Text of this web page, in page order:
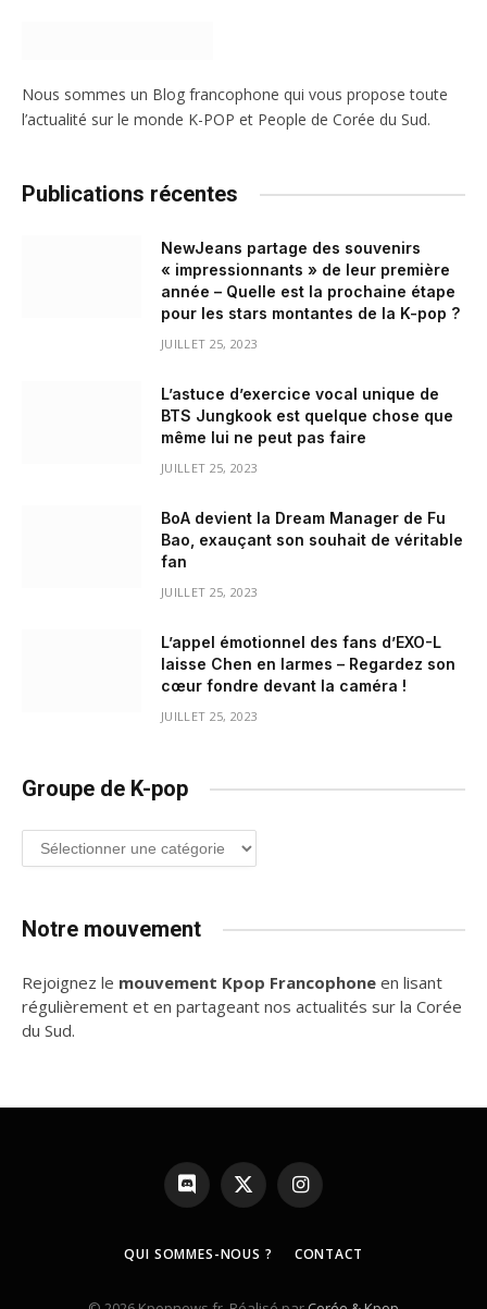
Nous sommes un Blog francophone qui vous propose toute
l’actualité sur le monde K-POP et People de Corée du Sud.
Publications récentes
NewJeans partage des souvenirs
« impressionnants » de leur première
année – Quelle est la prochaine étape
pour les stars montantes de la K-pop ?
JUILLET 25, 2023
L’astuce d’exercice vocal unique de
BTS Jungkook est quelque chose que
même lui ne peut pas faire
JUILLET 25, 2023
BoA devient la Dream Manager de Fu
Bao, exauçant son souhait de véritable
fan
JUILLET 25, 2023
L’appel émotionnel des fans d’EXO-L
laisse Chen en larmes – Regardez son
cœur fondre devant la caméra !
JUILLET 25, 2023
Groupe de K-pop
Groupe
de
Notre mouvement
Rejoignez le mouvement Kpop Francophone en lisant
régulièrement et en partageant nos actualités sur la Corée
du Sud.
Discord X
(Twitter)
Instagram
QUI SOMMES-NOUS ? CONTACT